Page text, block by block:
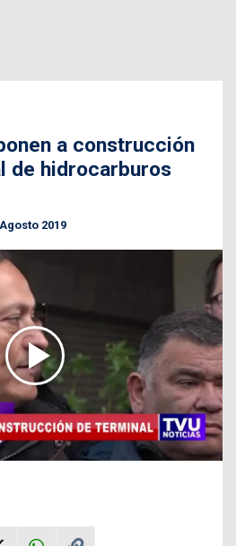
a construcción
de hidrocarburos
2019